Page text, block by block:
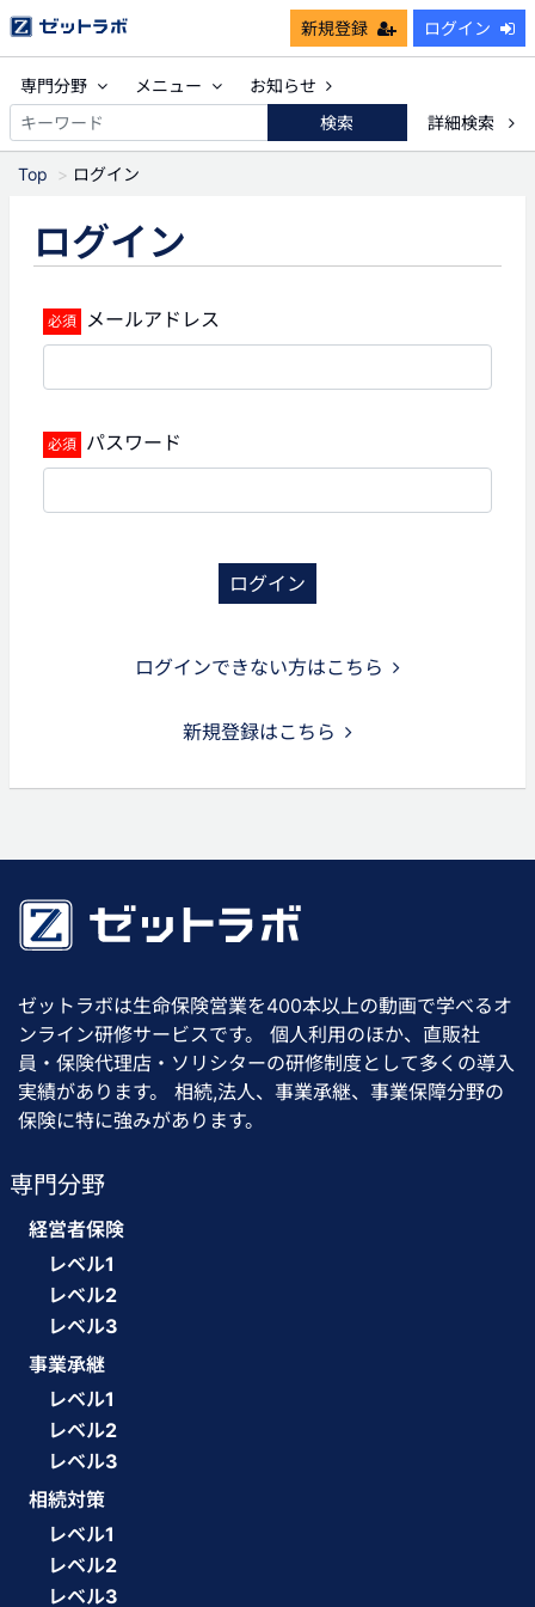
新規登録 ログイン
専門分野 メニュー
お知らせ
検索
詳細検索
Top ログイン
ログイン
メールアドレス
パスワード
ログイン
ログインできない方はこちら
新規登録はこちら
ゼットラボは生命保険営業を400本以上の動画で学べるオ
ンライン研修サービスです。 個人利用のほか、直販社
員・保険代理店・ソリシターの研修制度として多くの導入
実績があります。 相続,法人、事業承継、事業保障分野の
保険に特に強みがあります。
専門分野
経営者保険
レベル1
レベル2
レベル3
事業承継
レベル1
レベル2
レベル3
相続対策
レベル1
レベル2
レベル3